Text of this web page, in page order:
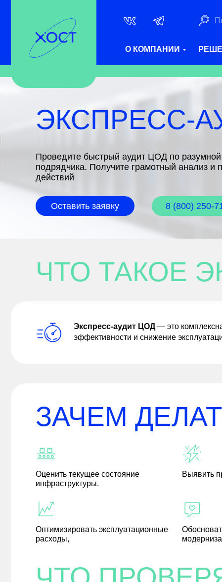
О КОМПАНИИ
ЭКСПРЕСС-
Проведите быстрый аудит ЦОД по разумной
подрядчика. Получите грамотный анализ и
действий
Оставить заявку 8 (800) 250-
ЧТО ТАКОЕ
Экспресс-аудит ЦОД— это
эффективности и снижение
ЗАЧЕМ
Оценить текущее состояние
инфраструктуры.
Выявить
Оптимизировать эксплуатационные
расходы,